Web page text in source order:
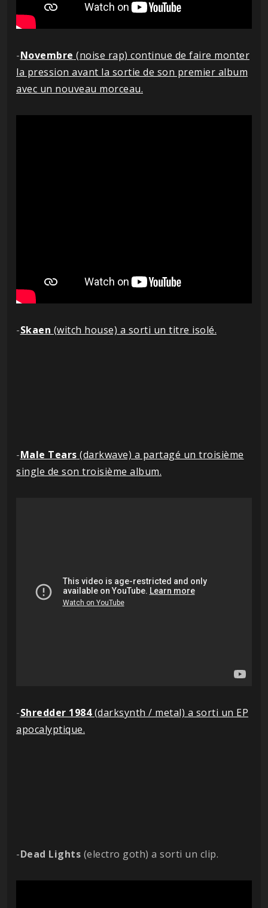
-Novembre (noise rap) continue de faire monter
la pression avant la sortie de son premier album
avec un nouveau morceau.
-Skaen (witch house) a sorti un titre isolé.
-Male Tears (darkwave) a partagé un troisième
single de son troisième album.
-Shredder 1984(darksynth / metal) a sorti un EP
apocalyptique.
-Dead Lights (electro goth) a sorti un clip.